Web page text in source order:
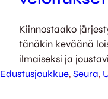
Kiinnostaako
tänäkin keväänä
ilmaiseksi ja
Agmenin kautta.
Edustusjoukkue, Seura,